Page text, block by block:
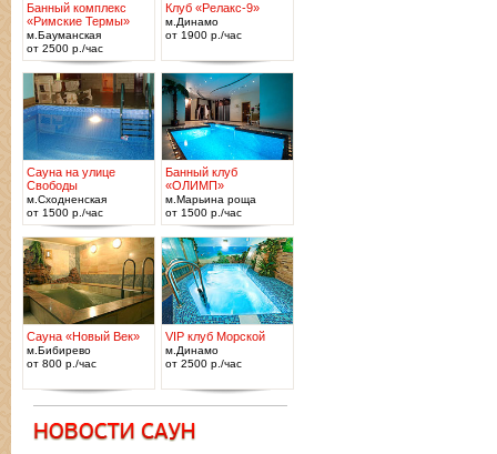
Банный комплекс
«Римские Термы»
м.Бауманская
от 2500 р./час
Клуб «Релакс-9»
м.Динамо
от 1900 р./час
Сауна на улице
Свободы
м.Сходненская
от 1500 р./час
Банный клуб
«ОЛИМП»
м.Марьина роща
от 1500 р./час
Сауна «Новый Век»
м.Бибирево
от 800 р./час
VIP клуб Морской
м.Динамо
от 2500 р./час